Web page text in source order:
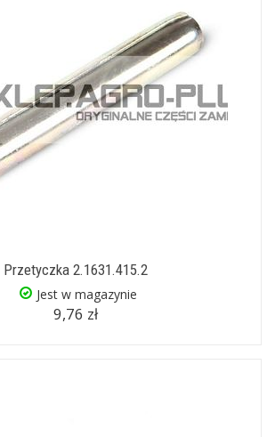
Przetyczka 2.1631.415.2
Jest w magazynie
9,76 zł